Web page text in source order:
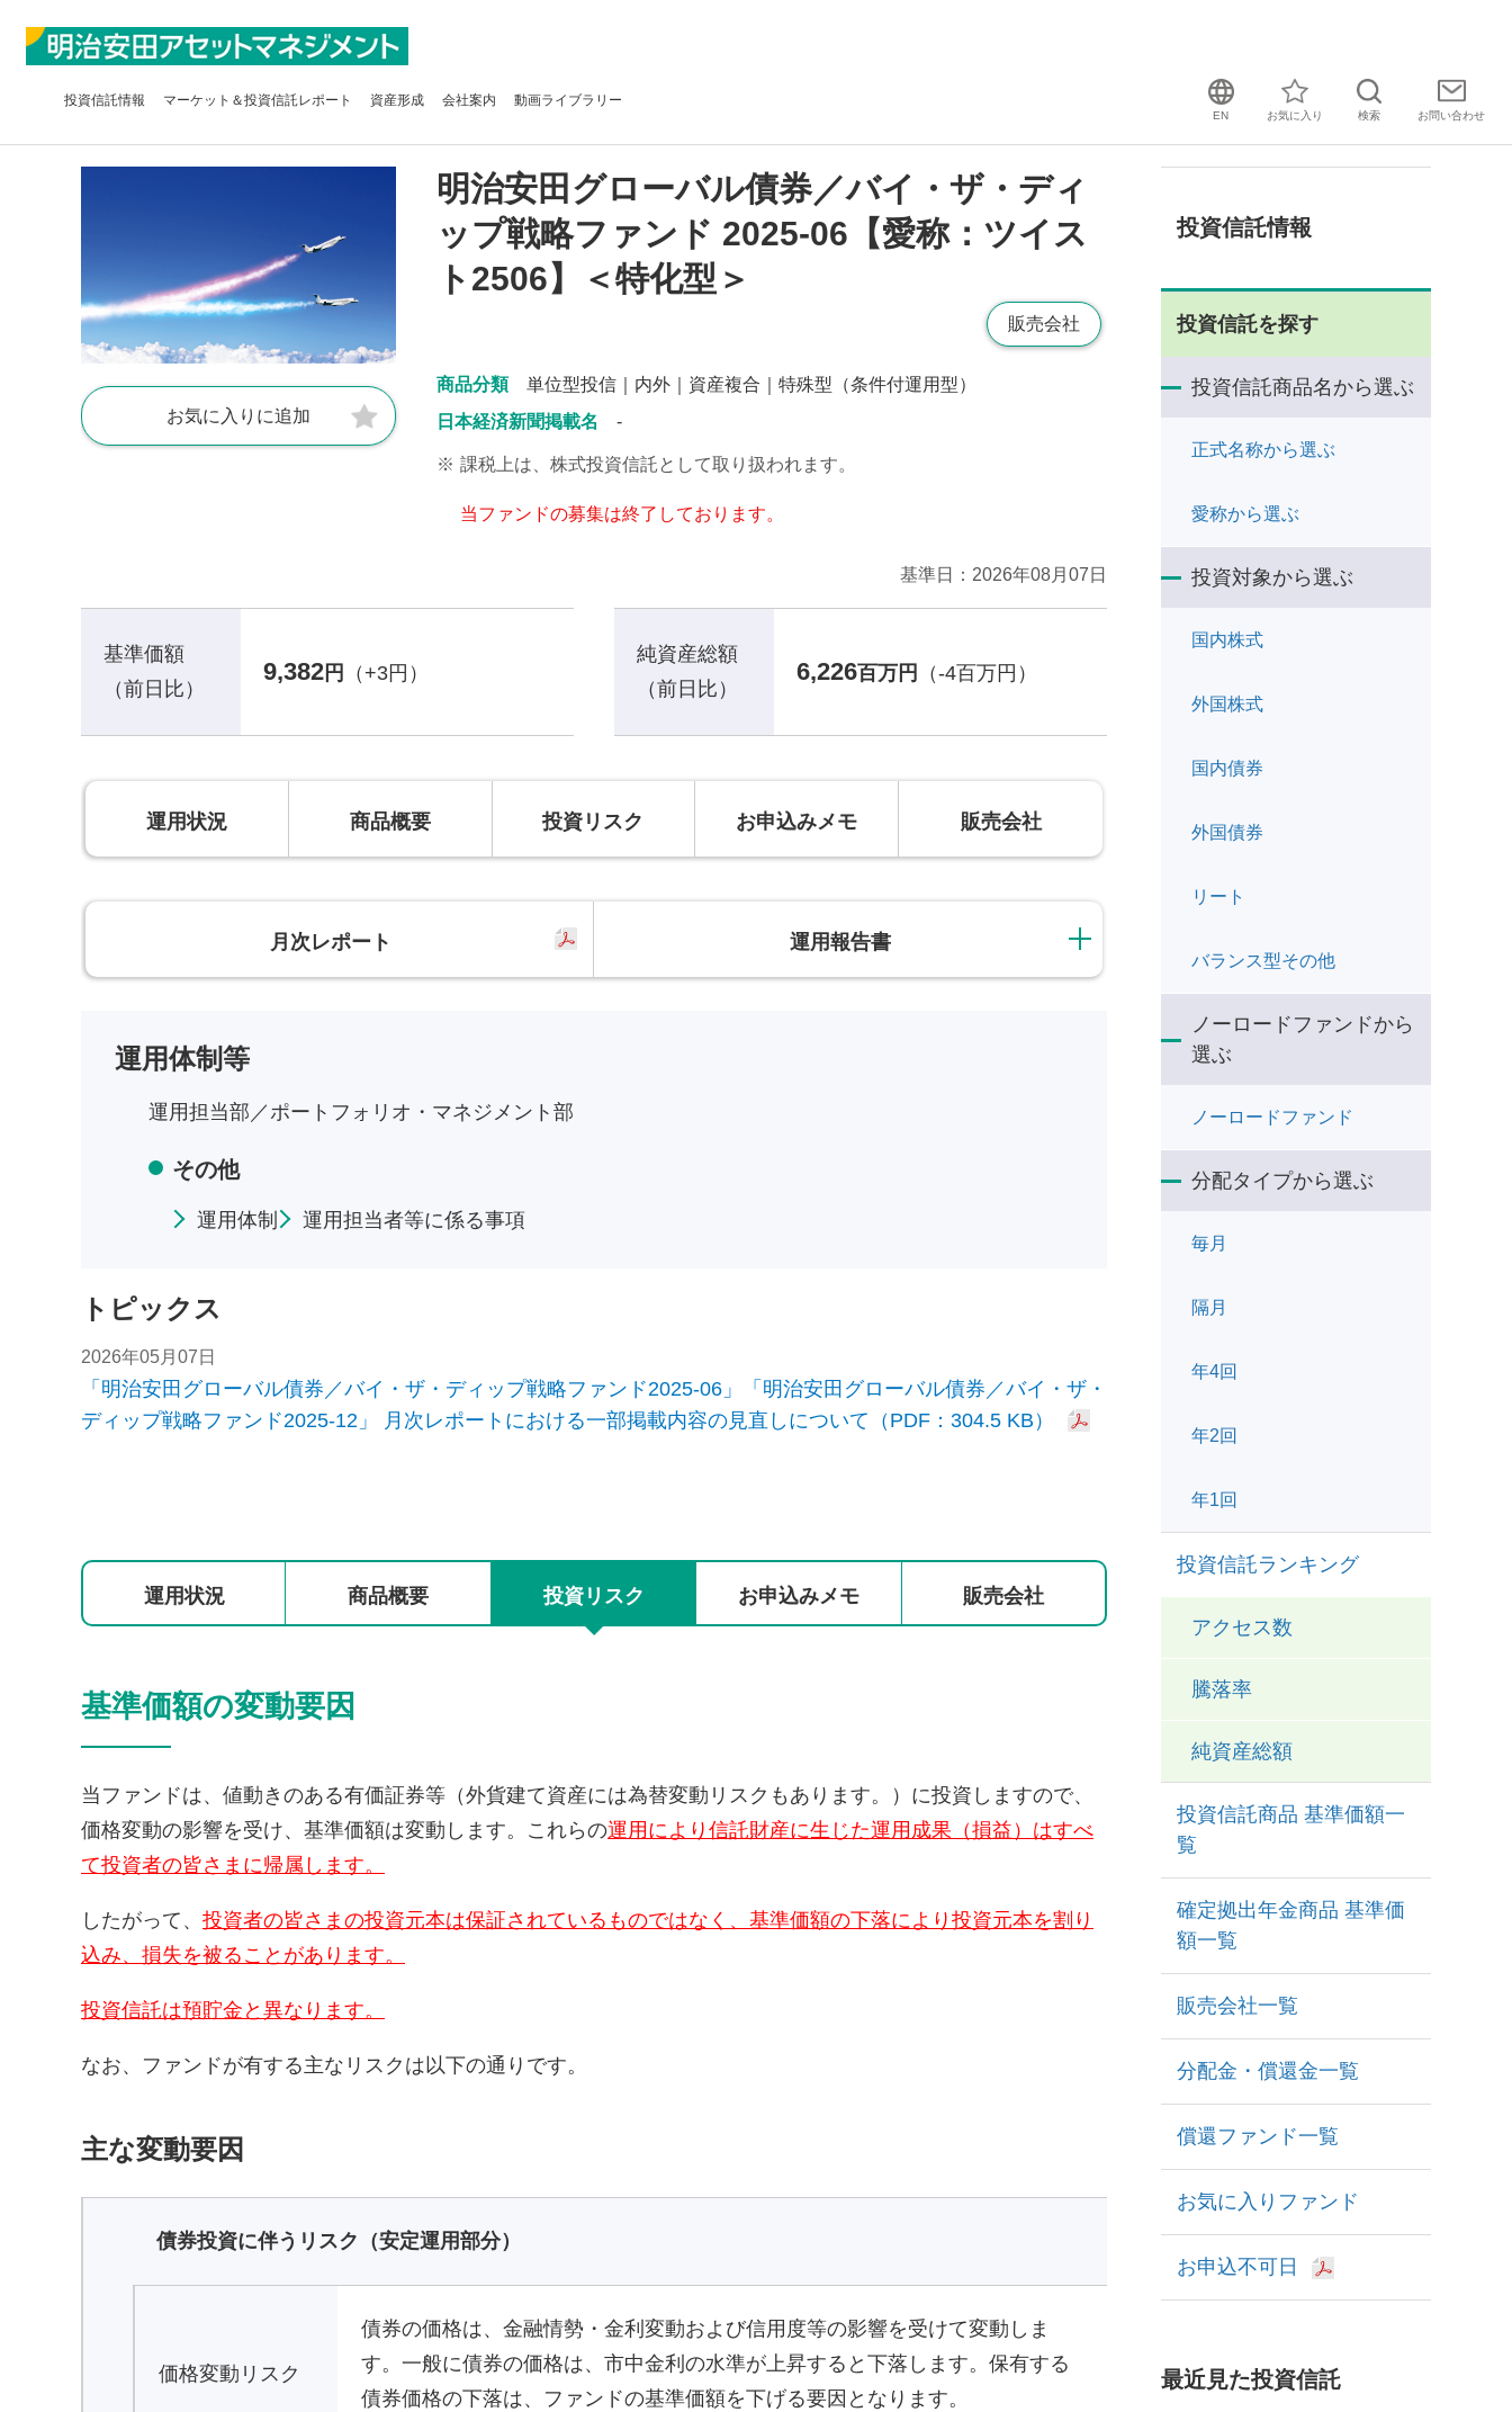
投資信託情報 マーケット＆投資信託レポート 資産形成 会社案内 動画ライブラリー
EN お気に入り 検索 お問い合わせ
お気に入りに追加
明治安田グローバル債券／バイ・ザ・ディ
ップ戦略ファンド 2025-06【愛称：ツイス
ト2506】＜特化型＞
販売会社
商品分類
単位型投信｜内外｜資産複合｜特殊型（条件付運用型）
日本経済新聞掲載名
-
※ 課税上は、株式投資信託として取り扱われます。
当ファンドの募集は終了しております。
基準日 2026年08月07日
基準価額
（前日比）
9,382 円 （+3円）
純資産総額
（前日比）
6,226百万円 （-4百万円）
運用状況 商品概要 投資リスク お申込みメモ 販売会社
月次レポート 運用報告書
運用体制等
運用担当部／ ポートフォリオ・マネジメント部
その他
運用体制 運用担当者等に係る事項
トピックス
2026年05月07日
「明治安田グローバル債券／バイ・ザ・ディップ戦略ファンド2025-06」「明治安田グローバル債券／バイ・ザ・
ディップ戦略ファンド2025-12」 月次レポートにおける一部掲載内容の見直しについて（PDF：304.5 KB）
運用状況 商品概要 投資リスク お申込みメモ 販売会社
基準価額の変動要因
当ファンドは、値動きのある有価証券等（外貨建て資産には為替変動リスクもあります。）に投資しますので、
価格変動の影響を受け、基準価額は変動します。これらの運用により信託財産に生じた運用成果（損益）はすべ
て投資者の皆さまに帰属します。
したがって、 投資者の皆さまの投資元本は保証されているものではなく、基準価額の下落により投資元本を割り
込み、損失を被ることがあります。
投資信託は預貯金と異なります。
なお、ファンドが有する主なリスクは以下の通りです。
主な変動要因
債券投資に伴うリスク（安定運用部分）
価格変動リスク
債券の価格は、金融情勢・金利変動および信用度等の影響を受けて変動しま
す。一般に債券の価格は、市中金利の水準が上昇すると下落します。保有する
債券価格の下落は、ファンドの基準価額を下げる要因となります。
投資信託情報
投資信託を探す
投資信託商品名から選ぶ
正式名称から選ぶ
愛称から選ぶ
投資対象から選ぶ
国内株式
外国株式
国内債券
外国債券
リート
バランス型その他
ノーロードファンドから
選ぶ
ノーロードファンド
分配タイプから選ぶ
毎月
隔月
年4回
年2回
年1回
投資信託ランキング
アクセス数
騰落率
純資産総額
投資信託商品 基準価額一
覧
確定拠出年金商品 基準価
額一覧
販売会社一覧
分配金・償還金一覧
償還ファンド一覧
お気に入りファンド
お申込不可日
最近見た投資信託